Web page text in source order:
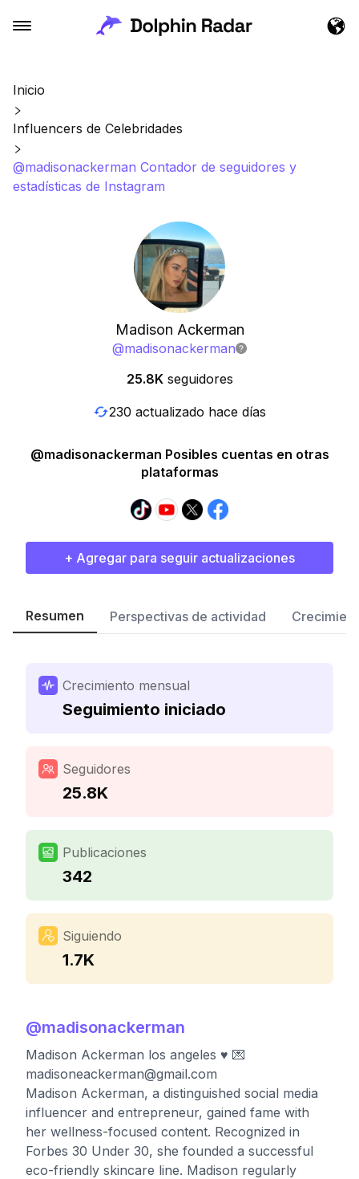
Inicio
Influencers de Celebridades
@madisonackerman Contador de seguidores y
estadísticas de Instagram
Madison Ackerman
@madisonackerman
25.8K seguidores
230 actualizado hace días
@madisonackerman Posibles cuentas en otras
plataformas
+ Agregar para seguir actualizaciones
Resumen Perspectivas de actividad
Crecimiento mensual
Seguimiento iniciado
Seguidores
25.8K
Publicaciones
342
Siguiendo
1.7K
@madisonackerman
Madison Ackerman los angeles ♥ 💌
madisoneackerman@gmail.com
Madison Ackerman, a distinguished social media
influencer and entrepreneur, gained fame with
her wellness-focused content. Recognized in
Forbes 30 Under 30, she founded a successful
eco-friendly skincare line. Madison regularly